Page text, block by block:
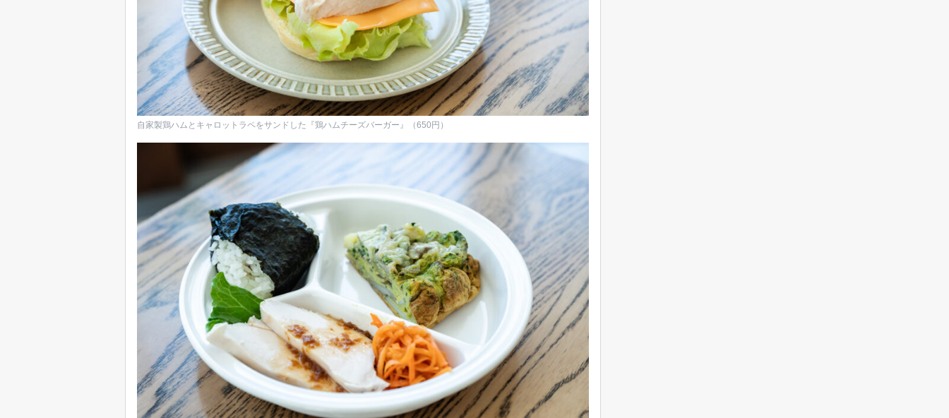
自家製鶏ハムとキャロットラペをサンドした『鶏ハムチーズバーガー』（650円）